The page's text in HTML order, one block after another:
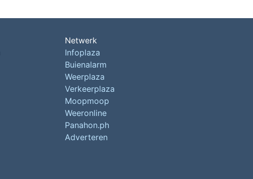
Netwerk
Infoplaza
Buienalarm
Weerplaza
Verkeerplaza
Moopmoop
Weeronline
Panahon.ph
Adverteren